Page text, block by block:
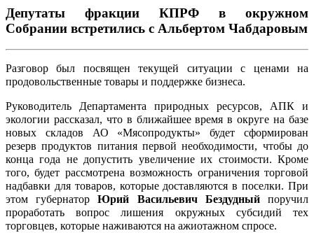
Депутаты фракции КПРФ в окружном
Собрании встретились с Альбертом Чабдаровым
Разговор был посвящен текущей ситуации с ценами на
продовольственные товары и поддержке бизнеса.
Руководитель Департамента природных ресурсов, АПК и
экологии рассказал, что в ближайшее время в округе на базе
новых складов АО «Мясопродукты» будет сформирован
резерв продуктов питания первой необходимости, чтобы до
конца года не допустить увеличение их стоимости. Кроме
того, будет рассмотрена возможность ограничения торговой
надбавки для товаров, которые доставляются в поселки. При
этом губернаторЮрий Васильевич Бездудныйпоручил
проработать вопрос лишения окружных субсидий тех
торговцев, которые наживаются на ажиотажном спросе.